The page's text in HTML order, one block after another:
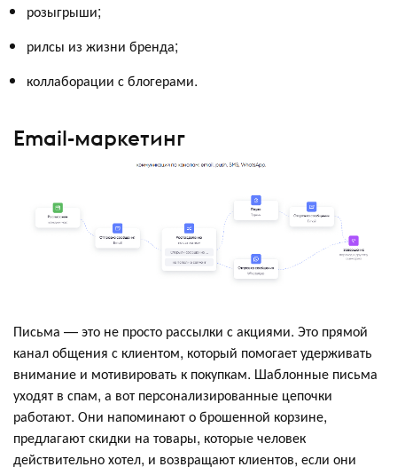
розыгрыши;
рилсы из жизни бренда;
коллаборации с блогерами.
Email-маркетинг
Письма — это не просто рассылки с акциями. Это прямой
канал общения с клиентом, который помогает удерживать
внимание и мотивировать к покупкам. Шаблонные письма
уходят в спам, а вот персонализированные цепочки
работают. Они напоминают о брошенной корзине,
предлагают скидки на товары, которые человек
действительно хотел, и возвращают клиентов, если они